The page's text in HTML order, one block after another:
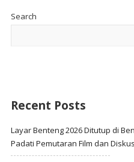
Search
Recent Posts
Layar Benteng 2026 Ditutup di
Padati Pemutaran Film dan